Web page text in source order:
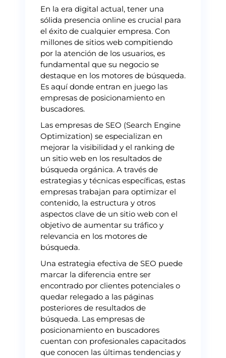
En la era digital actual, tener una
sólida presencia online es crucial para
el éxito de cualquier empresa. Con
millones de sitios web compitiendo
por la atención de los usuarios, es
fundamental que su negocio se
destaque en los motores de búsqueda.
Es aquí donde entran en juego las
empresas de posicionamiento en
buscadores.
Las empresas de SEO (Search Engine
Optimization) se especializan en
mejorar la visibilidad y el ranking de
un sitio web en los resultados de
búsqueda orgánica. A través de
estrategias y técnicas específicas, estas
empresas trabajan para optimizar el
contenido, la estructura y otros
aspectos clave de un sitio web con el
objetivo de aumentar su tráfico y
relevancia en los motores de
búsqueda.
Una estrategia efectiva de SEO puede
marcar la diferencia entre ser
encontrado por clientes potenciales o
quedar relegado a las páginas
posteriores de resultados de
búsqueda. Las empresas de
posicionamiento en buscadores
cuentan con profesionales capacitados
que conocen las últimas tendencias y